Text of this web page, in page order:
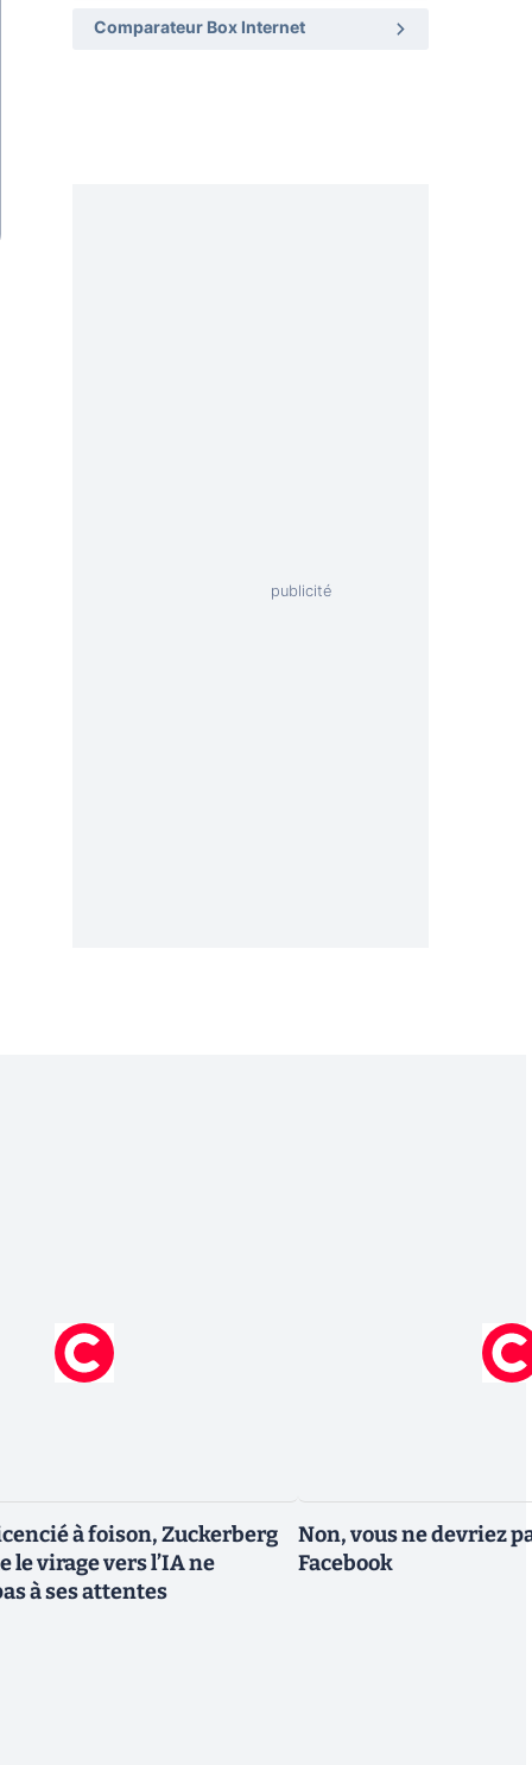
Comparateur Box Internet
à foison, Zuckerberg
le virage vers l’IA ne
à ses attentes
Non, vous ne devriez
Facebook